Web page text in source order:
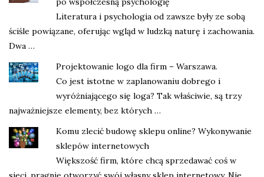
Literatura i psychologia od zawsze były ze sobą
ściśle powiązane, oferując wgląd w ludzką naturę i zachowania.
Dwa …
Projektowanie logo dla firm – Warszawa.
Co jest istotne w zaplanowaniu dobrego i
wyróżniającego się loga? Tak właściwie, są trzy
najważniejsze elementy, bez których …
Komu zlecić budowę sklepu online? Wykonywanie
sklepów internetowych
Większość firm, które chcą sprzedawać coś w